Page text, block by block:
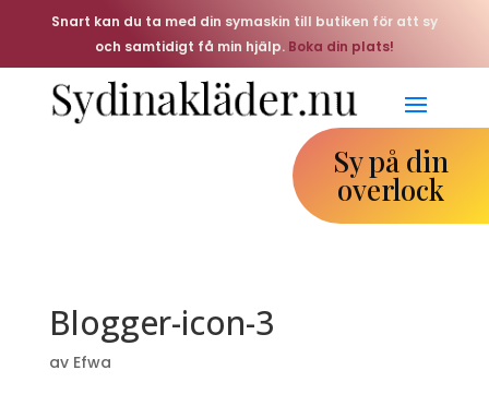
Snart kan du ta med din symaskin till butiken för att sy
och samtidigt få min hjälp. Boka din plats!
Sy på din
overlock
Blogger-icon-3
av Efwa